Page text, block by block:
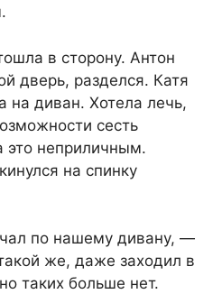
в сторону. Антон
дверь, разделся. Катя
на диван. Хотела лечь,
сесть
это неприличным.
на спинку
по нашему дивану, —
же, даже заходил в
таких больше нет.